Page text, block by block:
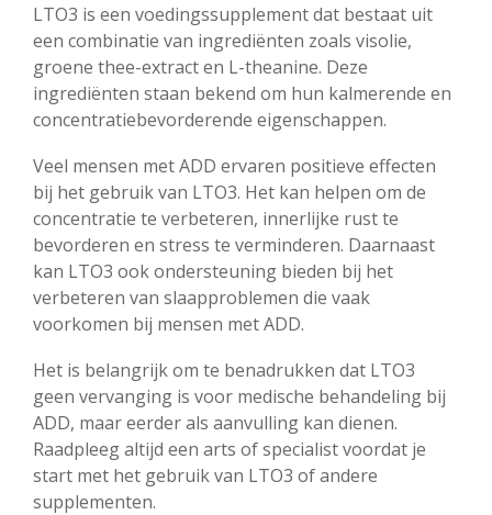
LTO3 is een voedingssupplement dat bestaat uit
een combinatie van ingrediënten zoals visolie,
groene thee-extract en L-theanine. Deze
ingrediënten staan bekend om hun kalmerende en
concentratiebevorderende eigenschappen.
Veel mensen met ADD ervaren positieve effecten
bij het gebruik van LTO3. Het kan helpen om de
concentratie te verbeteren, innerlijke rust te
bevorderen en stress te verminderen. Daarnaast
kan LTO3 ook ondersteuning bieden bij het
verbeteren van slaapproblemen die vaak
voorkomen bij mensen met ADD.
Het is belangrijk om te benadrukken dat LTO3
geen vervanging is voor medische behandeling bij
ADD, maar eerder als aanvulling kan dienen.
Raadpleeg altijd een arts of specialist voordat je
start met het gebruik van LTO3 of andere
supplementen.